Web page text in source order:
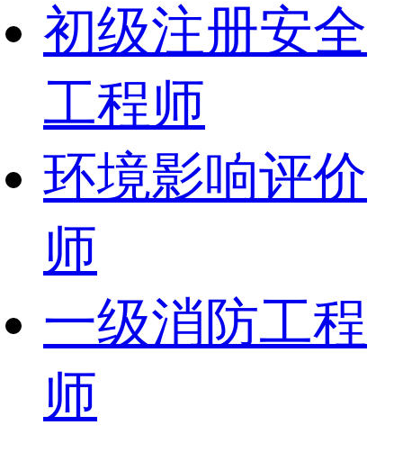
初级注册安全
工程师
环境影响评价
师
一级消防工程
师